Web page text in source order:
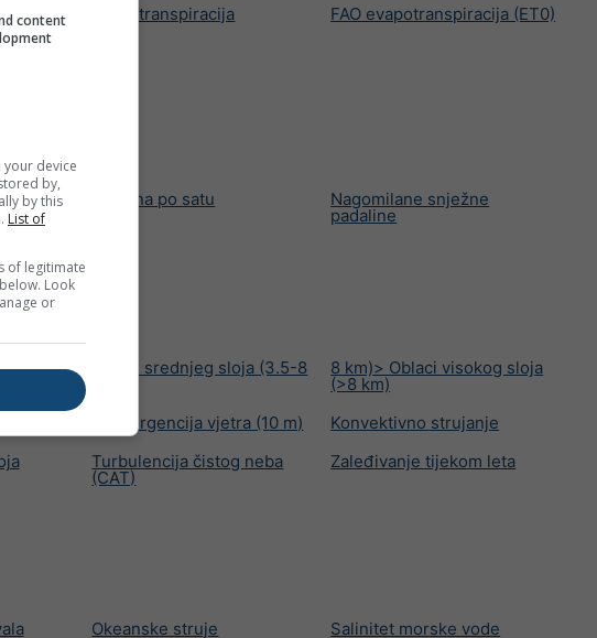
Evapotranspiracija FAO evapotranspiracija (ET0)
Oborina po satu Nagomilane snježne
padaline
Oblaci srednjeg sloja (3.5-8 8 km)> Oblaci visokog sloja
(>8 km)
Konvergencija vjetra (10 m)
Konvektivno strujanje
Turbulencija čistog neba
(CAT)
Zaleđivanje tijekom leta
Okeanske struje
Salinitet morske vode
content
device
by,
by this
List of
of legitimate
Look
or